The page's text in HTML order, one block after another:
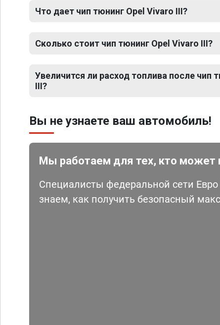
Что дает чип тюнинг Opel Vivaro III?
Сколько стоит чип тюнинг Opel Vivaro III?
Увеличится ли расход топлива после чип
III?
Вы не узнаете ваш автомобиль!
Мы работаем для тех, кто может
Специалисты федеральной сети
знаем, как получить безопасный